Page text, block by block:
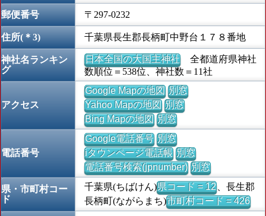
郵便番号 〒297-0232
住所(＊3) 千葉県長生郡長柄町中野台１７８番地
神社名ランキン
グ
日本全国の大国主神社全都道府県神社
数順位＝538位、神社数＝11社
アクセス
Google Mapの地図 別窓
Yahoo Mapの地図 別窓
Bing Mapの地図 別窓
電話番号
Google電話番号 別窓
iタウンページ電話帳 別窓
電話番号検索(jpnumber) 別窓
県・市町村コー
ド
千葉県(ちばけん)県コード = 12、長生郡
長柄町(ながらまち)市町村コード = 426